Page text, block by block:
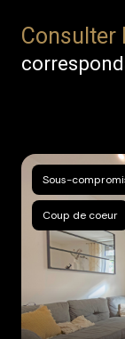
Consulter
Sous-
Coup de coeur